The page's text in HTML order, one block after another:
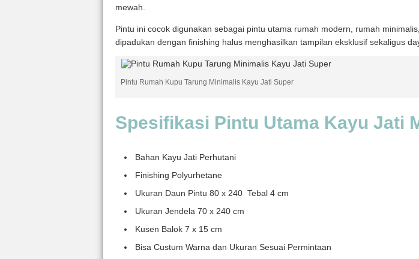
mewah.
Pintu ini cocok digunakan sebagai pintu utama rumah modern, rumah
dipadukan dengan finishing halus menghasilkan tampilan eksklusif sekaligus
Pintu Rumah Kupu Tarung Minimalis Kayu Jati Super
Spesifikasi Pintu Utama Kayu Jati
Bahan Kayu Jati Perhutani
Finishing Polyurhetane
Ukuran Daun Pintu 80 x 240 Tebal 4 cm
Ukuran Jendela 70 x 240 cm
Kusen Balok 7 x 15 cm
Bisa Custum Warna dan Ukuran Sesuai Permintaan